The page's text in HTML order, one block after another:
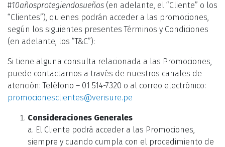
#10añosprotegiendosueños (en adelante, el “Cliente” o los
“Clientes”), quienes podrán acceder a las promociones,
según los siguientes presentes Términos y Condiciones
(en adelante, los “T&C”):
Si tiene alguna consulta relacionada a las Promociones,
puede contactarnos a través de nuestros canales de
atención: Teléfono – 01 514-7320 o al correo electrónico:
promocionesclientes@verisure.pe
Consideraciones Generales
a. El Cliente podrá acceder a las Promociones,
siempre y cuando cumpla con el procedimiento de